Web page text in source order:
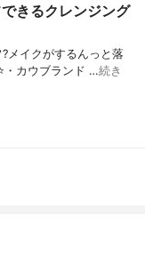
きるクレンジング
メイクがするんっと落
・カウブランド …続き